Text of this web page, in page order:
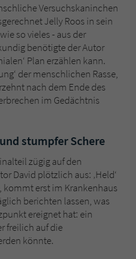
Versuchskaninchen
Jelly Roos in sein
so vieles - aus der
benötigte der Autor
Plan erzählen kann.
der menschlichen Rasse,
nach dem Ende des
im Gedächtnis
stumpfer Schere
zügig auf den
David plötzlich aus: ‚Held‘
kommt erst im Krankenhaus
berichten lassen, was
ereignet hat: ein
freilich auf die
könnte.